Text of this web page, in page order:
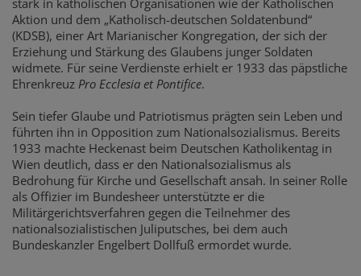
stark in katholischen Organisationen wie der Katholischen
Aktion und dem „Katholisch-deutschen Soldatenbund“
(KDSB), einer Art Marianischer Kongregation, der sich der
Erziehung und Stärkung des Glaubens junger Soldaten
widmete. Für seine Verdienste erhielt er 1933 das päpstliche
Ehrenkreuz Pro Ecclesia et Pontifice.
Sein tiefer Glaube und Patriotismus prägten sein Leben und
führten ihn in Opposition zum Nationalsozialismus. Bereits
1933 machte Heckenast beim Deutschen Katholikentag in
Wien deutlich, dass er den Nationalsozialismus als
Bedrohung für Kirche und Gesellschaft ansah. In seiner Rolle
als Offizier im Bundesheer unterstützte er die
Militärgerichtsverfahren gegen die Teilnehmer des
nationalsozialistischen Juliputsches, bei dem auch
Bundeskanzler Engelbert Dollfuß ermordet wurde.